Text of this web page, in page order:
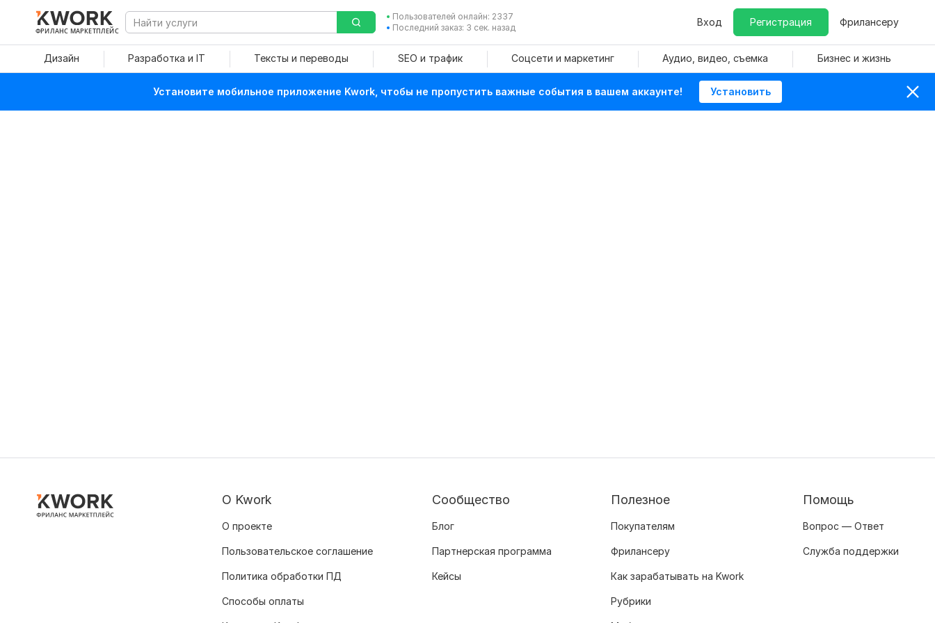
ФРИЛАНС МАРКЕТПЛЕЙС
Пользователей онлайн: 2337
Последний заказ: 3 сек. назад
Вход Регистрация Фрилансеру
Дизайн Разработка и IT Тексты и переводы SEO и трафик Соцсети и маркетинг Аудио, видео, съемка Бизнес и жизнь
Установите мобильное приложение Kwork, чтобы не пропустить важные события в вашем аккаунте! Установить
О Kwork
О проекте
Пользовательское соглашение
Политика обработки ПД
Способы оплаты
Сообщество
Блог
Партнерская программа
Кейсы
Полезное
Покупателям
Фрилансеру
Как зарабатывать на Kwork
Рубрики
Помощь
Вопрос — Ответ
Служба поддержки